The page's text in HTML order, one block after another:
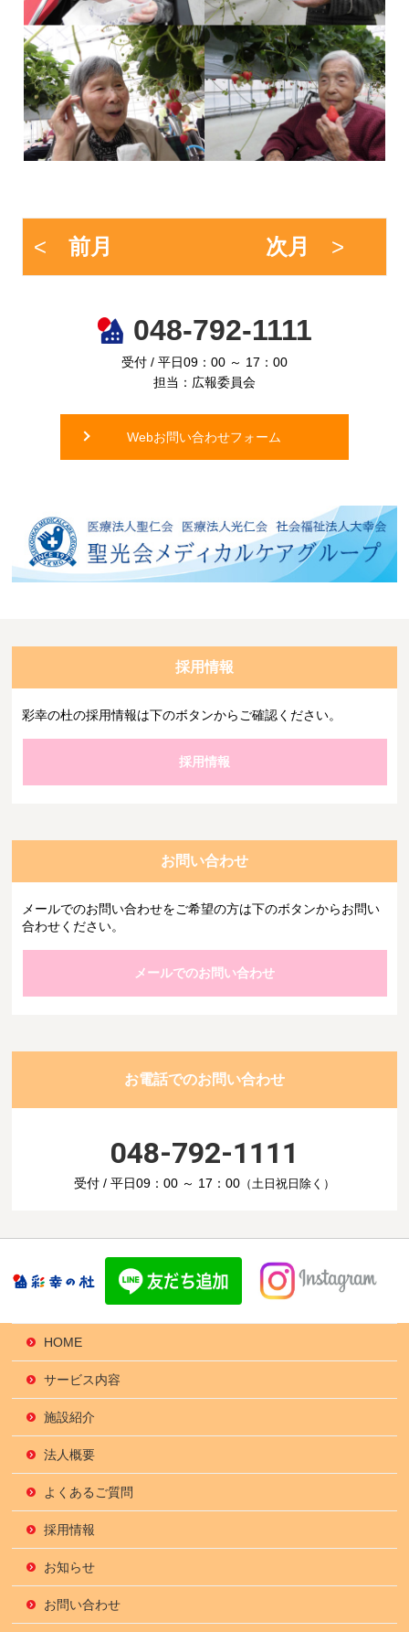
< 前月 次月 >
048-792-1111
受付 / 平日09：00 ～ 17：00
担当：広報委員会
Webお問い合わせフォーム
採用情報
彩幸の杜の採用情報は下のボタンからご確認ください。
採用情報
お問い合わせ
メールでのお問い合わせをご希望の方は下のボタンからお問い
合わせください。
メールでのお問い合わせ
お電話でのお問い合わせ
048-792-1111
受付 / 平日09：00 ～ 17：00（土日祝日除く）
HOME
サービス内容
施設紹介
法人概要
よくあるご質問
採用情報
お知らせ
お問い合わせ